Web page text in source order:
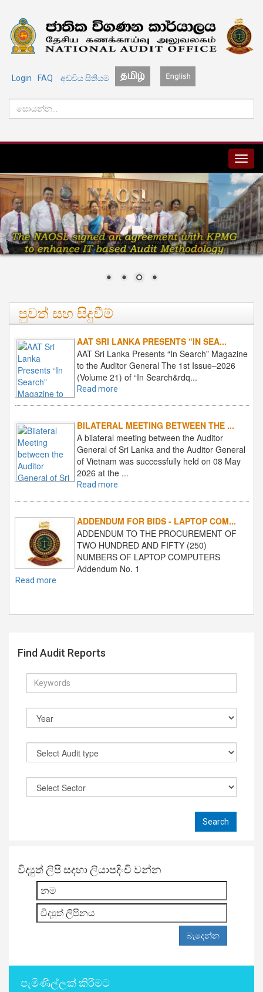
Login FAQ අඩවිය සිතියම
MENU
KPMG-
2026-
පුවත් සහ සිදුවීම්
AAT SRI LANKA PRESENTS “IN SEA...
AAT Sri Lanka Presents “In Search” Magazine
to the Auditor General The 1st Issue–2026
(Volume 21) of “In Search&rdq...
Read more
BILATERAL MEETING BETWEEN THE ...
A bilateral meeting between the Auditor
General of Sri Lanka and the Auditor General
of Vietnam was successfully held on 08 May
2026 at the ...
Read more
ADDENDUM FOR BIDS - LAPTOP COM...
ADDENDUM TO THE PROCUREMENT OF
TWO HUNDRED AND FIFTY (250)
NUMBERS OF LAPTOP COMPUTERS
Addendum No. 1
Read more
Find Audit Reports
විද්‍යුත් ලිපි සදහා ලියාපදිංචි වන්න
පැමිණිල්ලක් කිරීමට